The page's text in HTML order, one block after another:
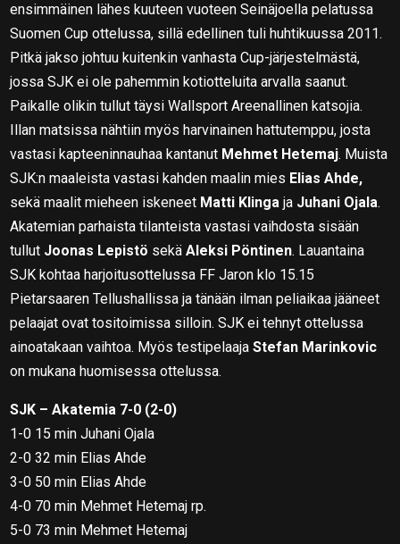
ensimmäinen lähes kuuteen vuoteen Seinäjoella pelatussa
Suomen Cup ottelussa, sillä edellinen tuli huhtikuussa 2011.
Pitkä jakso johtuu kuitenkin vanhasta Cup-järjestelmästä,
jossa SJK ei ole pahemmin kotiotteluita arvalla saanut.
Paikalle olikin tullut täysi Wallsport Areenallinen katsojia.
Illan matsissa nähtiin myös harvinainen hattutemppu, josta
vastasi kapteeninnauhaa kantanut Mehmet Hetemaj. Muista
SJK:n maaleista vastasi kahden maalin mies Elias Ahde,
sekä maalit mieheen iskeneet Matti Klinga ja Juhani Ojala.
Akatemian parhaista tilanteista vastasi vaihdosta sisään
tullut Joonas Lepistö sekäAleksi Pöntinen. Lauantaina
SJK kohtaa harjoitusottelussa FF Jaron klo 15.15
Pietarsaaren Tellushallissa ja tänään ilman peliaikaa jääneet
pelaajat ovat tositoimissa silloin. SJK ei tehnyt ottelussa
ainoatakaan vaihtoa. Myös testipelaajaStefan Marinkovic
on mukana huomisessa ottelussa.
SJK – Akatemia 7-0 (2-0)
1-0 15 min Juhani Ojala
2-0 32 min Elias Ahde
3-0 50 min Elias Ahde
4-0 70 min Mehmet Hetemaj rp.
5-0 73 min Mehmet Hetemaj